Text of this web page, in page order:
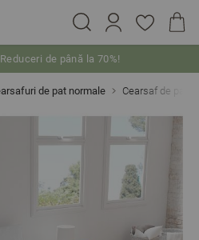
de până la 70%!
de pat normale Cearsaf de pat